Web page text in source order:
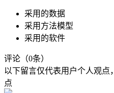
采用的数据
采用方法模型
采用的软件
评论（0条）
以下留言仅代表用户个人观点
点